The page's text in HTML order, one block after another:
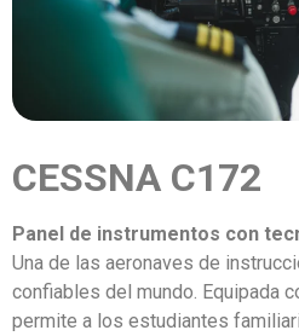
CESSNA C172
Panel de instrumentos con
Una de las aeronaves de
confiables del mundo. Equipada
permite a los estudiantes